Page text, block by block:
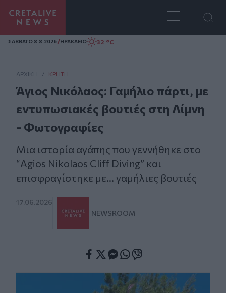
Homepage
ΣAΒΒΑΤΟ 8.8.2026/ΗΡΑΚΛΕΙΟ 32 °C
ΑΡΧΙΚΗ / ΚΡΉΤΗ
Άγιος Νικόλαος: Γαμήλιο πάρτι, με
εντυπωσιακές βουτιές στη Λίμνη
- Φωτογραφίες
Μια ιστορία αγάπης που γεννήθηκε στο
“Agios Nikolaos Cliff Diving” και
επισφραγίστηκε με... γαμήλιες βουτιές
17.06.2026
NEWSROOM